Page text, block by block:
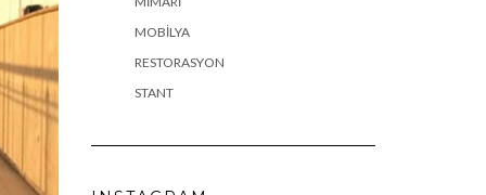
MOBILYA
RESTORASYON
STANT